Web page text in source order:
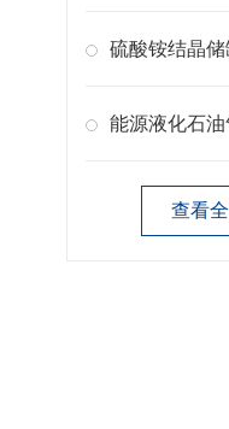
硫酸铵结晶储
能源液化石
查看